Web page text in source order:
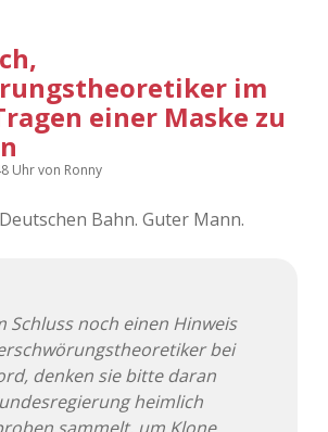
im
einer Maske zu
Uhrvon Ronny
Bahn. Guter Mann.
Schluss noch einen Hinweis
bei
denken sie bitte daran
heimlich